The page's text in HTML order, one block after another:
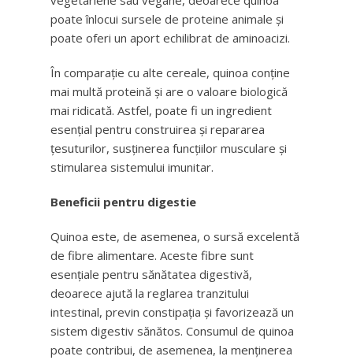
poate înlocui sursele de proteine animale și
poate oferi un aport echilibrat de aminoacizi.
În comparație cu alte cereale, quinoa conține
mai multă proteină și are o valoare biologică
mai ridicată. Astfel, poate fi un ingredient
esențial pentru construirea și repararea
țesuturilor, susținerea funcțiilor musculare și
stimularea sistemului imunitar.
Beneficii pentru digestie
Quinoa este, de asemenea, o sursă excelentă
de fibre alimentare. Aceste fibre sunt
esențiale pentru sănătatea digestivă,
deoarece ajută la reglarea tranzitului
intestinal, previn constipația și favorizează un
sistem digestiv sănătos. Consumul de quinoa
poate contribui, de asemenea, la menținerea